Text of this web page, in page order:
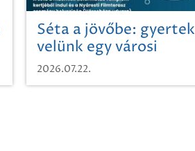
Séta a jövőbe: gyertek
velünk egy városi
időutazásra!
2026.07.22.